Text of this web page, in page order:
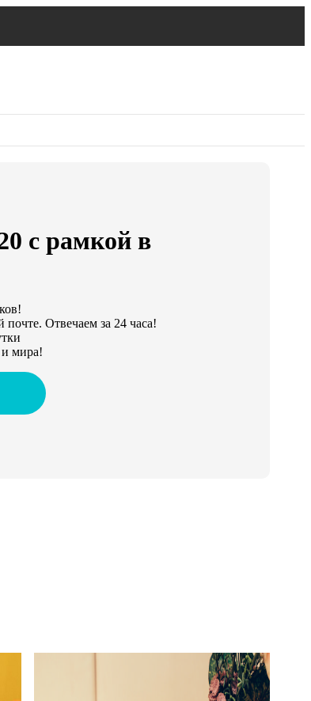
с рамкой в
почте. Отвечаем за 24 часа!
мира!